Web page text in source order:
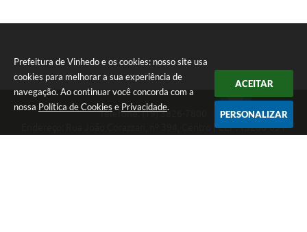
Prefeitura de Vinhedo e os cookies: nosso site usa
cookies para melhorar a sua experiência de
navegação. Ao continuar você concorda com a
nossa Política de Cookies e Privacidade.
ACEITAR
PERSONALIZAR
Telefone: (19) 3826-7800
Endereço: Rua João Corazzari, nº 394, Centro | CEP: 13280-091